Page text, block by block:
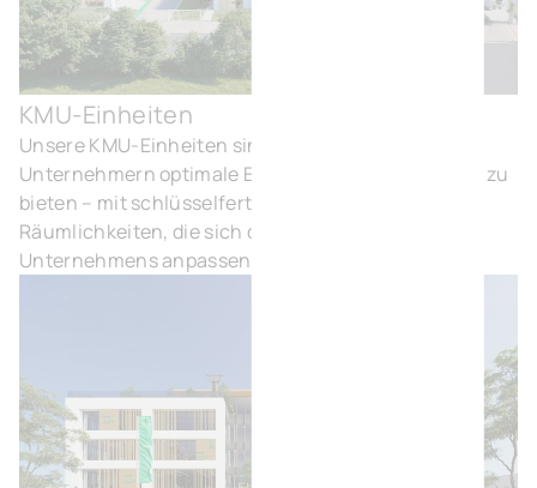
KMU-Einheiten
Unsere KMU-Einheiten sind darauf ausgelegt,
Unternehmern optimale Entfaltungsmöglichkeiten zu
bieten – mit schlüsselfertigen, flexiblen
Räumlichkeiten, die sich den Bedürfnissen ihres
Unternehmens anpassen.